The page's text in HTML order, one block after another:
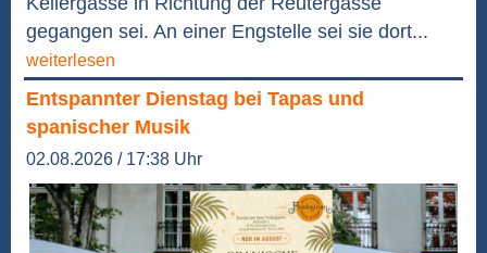
gegangen sei. An einer Engstelle sei sie dort...
weiterlesen
Entspannter Dienstag bei Tapas und
spanischer Musik
02.08.2026 / 17:38 Uhr